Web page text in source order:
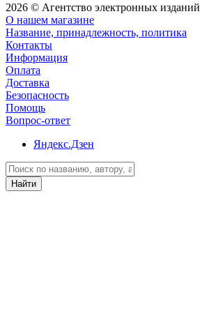
2026 © Агентство электронных
О нашем магазине
Название, принадлежность, политика
Контакты
Информация
Оплата
Доставка
Безопасность
Помощь
Вопрос-ответ
Яндекс.Дзен
Найти